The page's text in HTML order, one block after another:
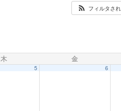
フィルタさ
木 金
5 6